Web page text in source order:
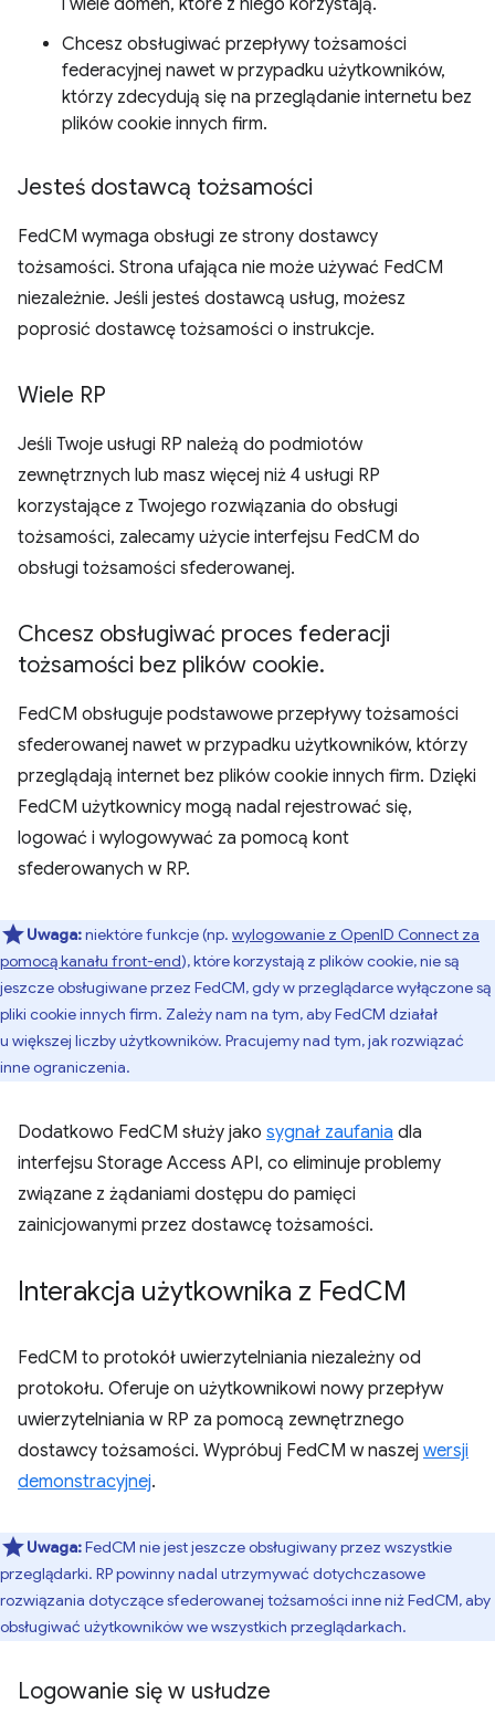
i wiele domen, które z niego korzystają.
Chcesz obsługiwać przepływy tożsamości
federacyjnej nawet w przypadku użytkowników,
którzy zdecydują się na przeglądanie internetu bez
plików cookie innych firm.
Jesteś dostawcą tożsamości
FedCM wymaga obsługi ze strony dostawcy
tożsamości. Strona ufająca nie może używać FedCM
niezależnie. Jeśli jesteś dostawcą usług, możesz
poprosić dostawcę tożsamości o instrukcje.
Wiele RP
Jeśli Twoje usługi RP należą do podmiotów
zewnętrznych lub masz więcej niż 4 usługi RP
korzystające z Twojego rozwiązania do obsługi
tożsamości, zalecamy użycie interfejsu FedCM do
obsługi tożsamości sfederowanej.
Chcesz obsługiwać proces federacji
tożsamości bez plików cookie.
FedCM obsługuje podstawowe przepływy tożsamości
sfederowanej nawet w przypadku użytkowników, którzy
przeglądają internet bez plików cookie innych firm. Dzięki
FedCM użytkownicy mogą nadal rejestrować się,
logować i wylogowywać za pomocą kont
sfederowanych w RP.
Uwaga:niektóre funkcje (np. wylogowanie z OpenID Connect za
pomocą kanału front-end), które korzystają z plików cookie, nie są
jeszcze obsługiwane przez FedCM, gdy w przeglądarce wyłączone są
pliki cookie innych firm. Zależy nam na tym, aby FedCM działał
u większej liczby użytkowników. Pracujemy nad tym, jak rozwiązać
inne ograniczenia.
Dodatkowo FedCM służy jako sygnał zaufania dla
interfejsu Storage Access API, co eliminuje problemy
związane z żądaniami dostępu do pamięci
zainicjowanymi przez dostawcę tożsamości.
Interakcja użytkownika z FedCM
FedCM to protokół uwierzytelniania niezależny od
protokołu. Oferuje on użytkownikowi nowy przepływ
uwierzytelniania w RP za pomocą zewnętrznego
dostawcy tożsamości. Wypróbuj FedCM w naszej wersji
demonstracyjnej.
Uwaga:FedCM nie jest jeszcze obsługiwany przez wszystkie
przeglądarki. RP powinny nadal utrzymywać dotychczasowe
rozwiązania dotyczące sfederowanej tożsamości inne niż FedCM, aby
obsługiwać użytkowników we wszystkich przeglądarkach.
Logowanie się w usłudze